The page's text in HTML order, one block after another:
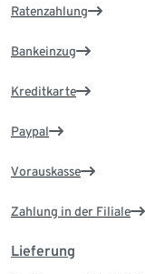
Ratenzahlung
Bankeinzug
Kreditkarte
Paypal
Vorauskasse
Zahlung in der Filiale
Lieferung